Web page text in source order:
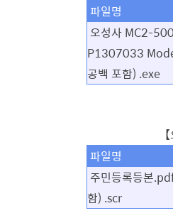
파일명
오성사 MC2-
P1307033
공백 포함) .exe
파일명
주민등록등본
함) .scr